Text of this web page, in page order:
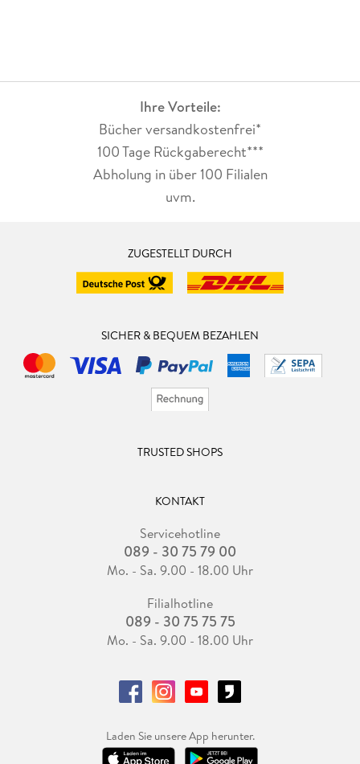
Ihre Vorteile:
Bücher versandkostenfrei*
100 Tage Rückgaberecht***
Abholung in über 100 Filialen
uvm.
ZUGESTELLT DURCH
SICHER & BEQUEM BEZAHLEN
TRUSTED SHOPS
KONTAKT
Servicehotline
089 - 30 75 79 00
Mo. - Sa. 9.00 - 18.00 Uhr
Filialhotline
089 - 30 75 75 75
Mo. - Sa. 9.00 - 18.00 Uhr
Laden Sie unsere App herunter.